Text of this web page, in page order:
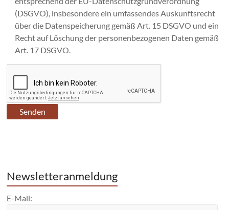
(DSGVO), insbesondere ein umfassendes Auskunftsrecht
über die Datenspeicherung gemäß Art. 15 DSGVO und ein
Recht auf Löschung der personenbezogenen Daten gemäß
Art. 17 DSGVO.
Newsletteranmeldung
E-Mail: